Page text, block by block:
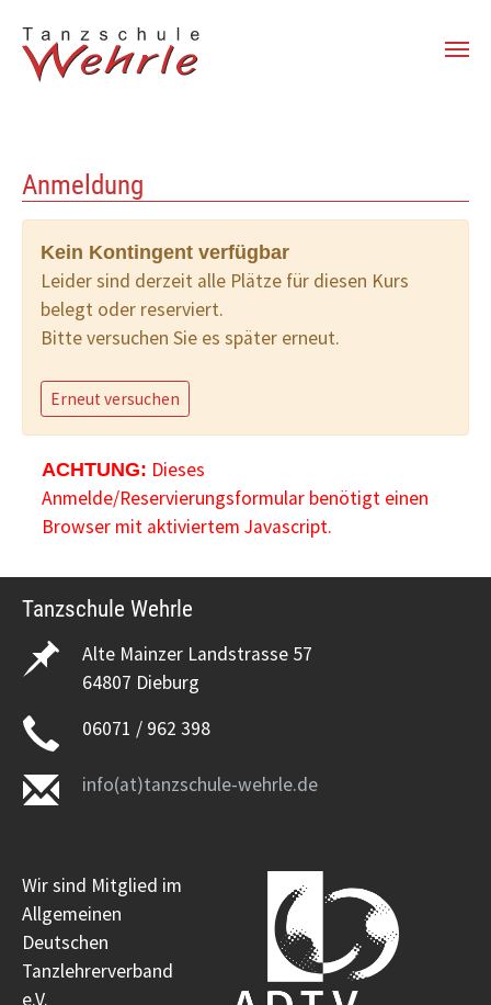
Anmeldung
Kein Kontingent verfügbar
Leider sind derzeit alle Plätze für diesen Kurs
belegt oder reserviert.
Bitte versuchen Sie es später erneut.
Erneut versuchen
ACHTUNG: Dieses
Anmelde/Reservierungsformular benötigt einen
Browser mit aktiviertem Javascript.
Tanzschule Wehrle
Alte Mainzer Landstrasse 57
64807 Dieburg
06071 / 962 398
info(at)tanzschule-wehrle.de
Wir sind Mitglied im
Allgemeinen
Deutschen
Tanzlehrerverband
e.V.